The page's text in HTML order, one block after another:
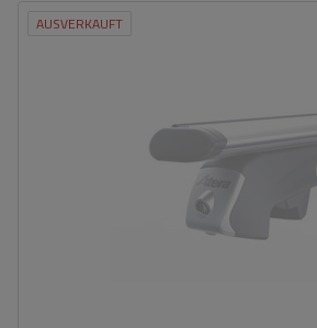
AUSVERKAUFT